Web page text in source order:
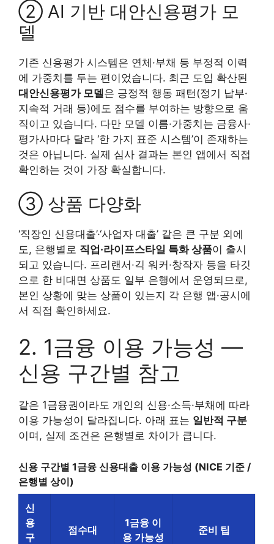
② AI 기반 대안신용평가 모
델
기존 신용평가 시스템은 연체·부채 등 부정적 이력
에 가중치를 두는 편이었습니다. 최근 도입 확산된
대안신용평가 모델은 긍정적 행동 패턴(정기 납부·
지속적 거래 등)에도 점수를 부여하는 방향으로 움
직이고 있습니다. 다만 모델 이름·가중치는 금융사·
평가사마다 달라 ‘한 가지 표준 시스템’이 존재하는
것은 아닙니다. 실제 심사 결과는 본인 앱에서 직접
확인하는 것이 가장 확실합니다.
③ 상품 다양화
‘직장인 신용대출’·‘사업자 대출’ 같은 큰 구분 외에
도, 은행별로 직업·라이프스타일 특화 상품이 출시
되고 있습니다. 프리랜서·긱 워커·창작자 등을 타깃
으로 한 비대면 상품도 일부 은행에서 운영되므로,
본인 상황에 맞는 상품이 있는지 각 은행 앱·공시에
서 직접 확인하세요.
2. 1금융 이용 가능성 —
신용 구간별 참고
같은 1금융권이라도 개인의 신용·소득·부채에 따라
이용 가능성이 달라집니다. 아래 표는 일반적 구분
이며, 실제 조건은 은행별로 차이가 큽니다.
신용 구간별 1금융 신용대출 이용 가능성 (NICE 기준 /
은행별 상이)
신
용
구
점수대
1금융 이
용 가능성
준비 팁